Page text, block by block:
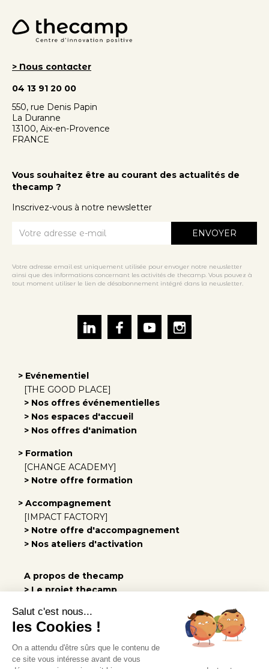
> Evénementiel
[THE GOOD PLACE]
> Nos offres événementielles
> Nos espaces d'accueil
> Nos offres d'animation
> Formation
[CHANGE ACADEMY]
> Notre offre formation
> Accompagnement
[IMPACT FACTORY]
> Notre offre d'accompagnement
> Nos ateliers d'activation
A propos de thecamp
> Le projet thecamp
> Notre engagement
> Rejoindre l'équipe
> Nos actus
Vous souhaitez être au courant des actualités de
thecamp ?
Inscrivez-vous à notre newsletter
Votre adresse email est uniquement utilisée pour envoyer notre newsletter
ainsi que des informations concernant les activités de thecamp. Vous pouvez à
tout moment utiliser le lien de désabonnement intégré dans la newsletter.
> Nous contacter
04 13 91 20 00
550, rue Denis Papin
La Duranne
13100, Aix-en-Provence
FRANCE
Salut c'est nous...
les Cookies !
On a attendu d'être sûrs que le contenu de
ce site vous intéresse avant de vous